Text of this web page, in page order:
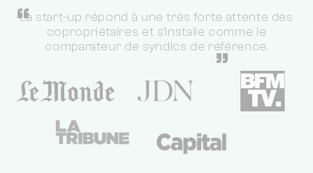
“
La start-up répond à une très forte attente des
copropriétaires et s'installe comme le
comparateur de syndics de référence.
”